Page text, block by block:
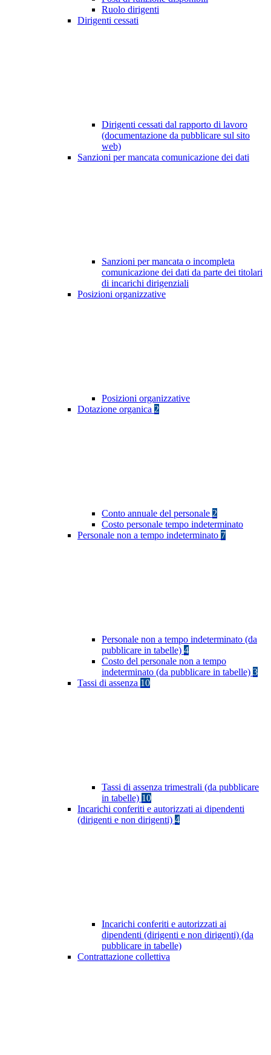
Ruolo dirigenti
Dirigenti cessati
Dirigenti cessati dal rapporto di lavoro
(documentazione da pubblicare sul sito
web)
Sanzioni per mancata comunicazione dei dati
Sanzioni per mancata o incompleta
comunicazione dei dati da parte dei titolari
di incarichi dirigenziali
Posizioni organizzative
Posizioni organizzative
Dotazione organica 2
Conto annuale del personale 2
Costo personale tempo indeterminato
Personale non a tempo indeterminato 7
Personale non a tempo indeterminato (da
pubblicare in tabelle) 4
Costo del personale non a tempo
indeterminato (da pubblicare in tabelle) 3
Tassi di assenza 10
Tassi di assenza trimestrali (da pubblicare
in tabelle) 10
Incarichi conferiti e autorizzati ai dipendenti
(dirigenti e non dirigenti) 4
Incarichi conferiti e autorizzati ai
dipendenti (dirigenti e non dirigenti) (da
pubblicare in tabelle)
Contrattazione collettiva